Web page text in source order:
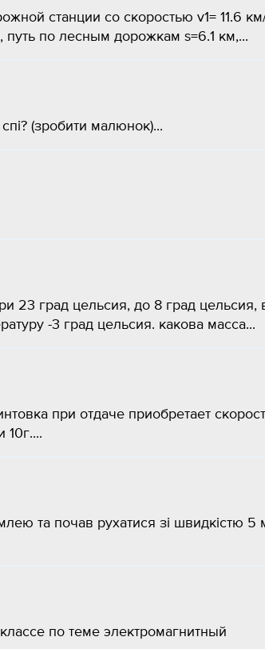
станции со скоростью v1= 11.6
путь по лесным дорожкам s=6.1 км,...
(зробити малюнок)...
23 град цельсия, до 8 град цельсия,
-3 град цельсия. какова масса...
при отдаче приобретает
10г....
та почав рухатися зі швидкістю 5
по теме электромагнитный